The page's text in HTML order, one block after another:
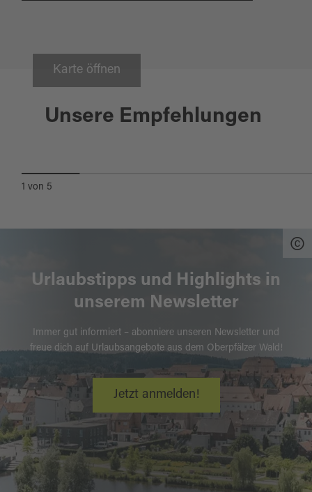
Karte öffnen
Unsere Empfehlungen
Bad Neualbenreuth
SIBYLLENBAD BAD
1 von 5
Urlaubstipps und Highlights in
unserem Newsletter
Immer gut informiert – abonniere unseren Newsletter und
freue dich auf Urlaubsangebote aus dem Oberpfälzer Wald!
Jetzt anmelden!